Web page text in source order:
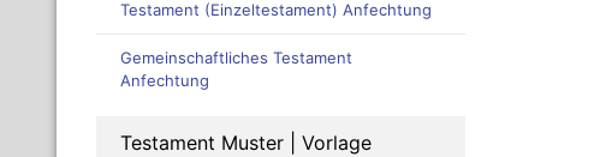
Testament (Einzeltestament) Anfechtung
Gemeinschaftliches Testament
Anfechtung
Testament Muster | Vorlage